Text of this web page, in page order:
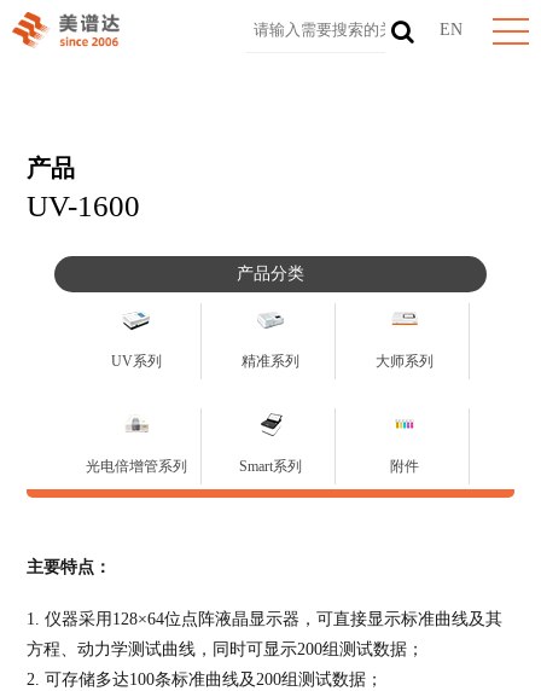
EN
产品
UV-1600
产品分类
UV系列 精准系列 大师系列
光电倍增管系列 Smart系列 附件
主要特点：
1. 仪器采用128×64位点阵液晶显示器，可直接显示标准曲线及其
方程、动力学测试曲线，同时可显示200组测试数据；
2. 可存储多达100条标准曲线及200组测试数据；